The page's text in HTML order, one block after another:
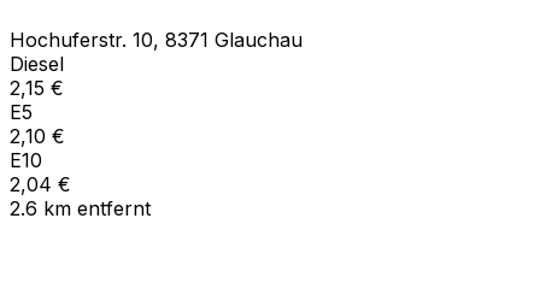
Hochuferstr. 10, 8371 Glauchau
Diesel
2,15 €
E5
2,10 €
E10
2,04 €
2.6 km entfernt